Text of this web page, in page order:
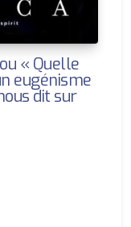
« Quelle
eugénisme
dit sur